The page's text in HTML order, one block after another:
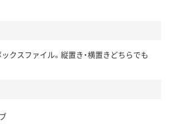
クスファイル。縦置き・横置きどちらでも